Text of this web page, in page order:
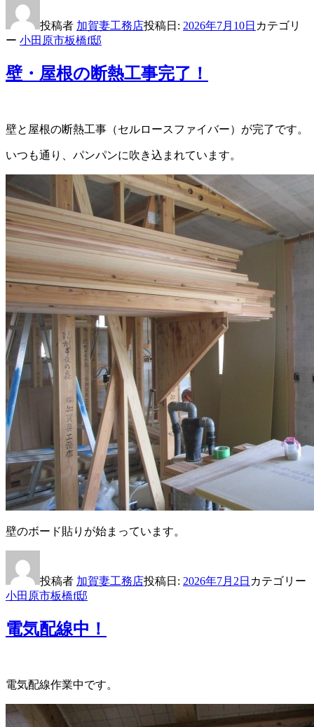
投稿者 加賀妻工務店投稿日: 2026年7月10日 カテゴリ
ー 小田原市板橋f邸
壁・屋根の断熱工事完了！
壁と屋根の断熱工事（セルロースファイバー）が完了です。
いつも通り、パンパンに吹き込まれています。
壁のボード貼りが始まっています。
投稿者 加賀妻工務店投稿日: 2026年7月2日 カテゴリー
小田原市板橋f邸
電気配線中！
電気配線作業中です。